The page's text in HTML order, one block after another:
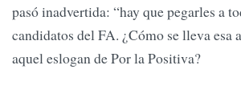
pasó inadvertida: “hay que pegarles a
candidatos del FA. ¿Cómo se lleva esa
aquel eslogan de Por la Positiva?